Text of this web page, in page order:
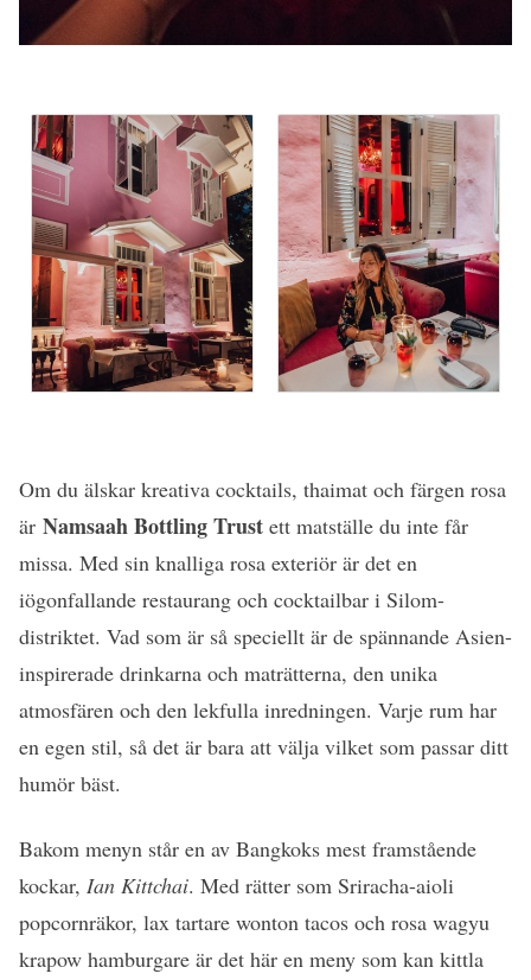
Om du älskar kreativa cocktails, thaimat och färgen rosa
är Namsaah Bottling Trust ett matställe du inte får
missa. Med sin knalliga rosa exteriör är det en
iögonfallande restaurang och cocktailbar i Silom-
distriktet. Vad som är så speciellt är de spännande Asien-
inspirerade drinkarna och maträtterna, den unika
atmosfären och den lekfulla inredningen. Varje rum har
en egen stil, så det är bara att välja vilket som passar ditt
humör bäst.
Bakom menyn står en av Bangkoks mest framstående
kockar, Ian Kittchai. Med rätter som Sriracha-aioli
popcornräkor, lax tartare wonton tacos och rosa wagyu
krapow hamburgare är det här en meny som kan kittla